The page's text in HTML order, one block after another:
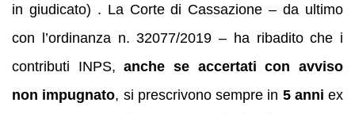
in giudicato) . La Corte di Cassazione – da ultimo
con l’ordinanza n. 32077/2019 – ha ribadito che i
contributi INPS,anche se accertati con avviso
non impugnato, si prescrivono sempre in 5 anni ex